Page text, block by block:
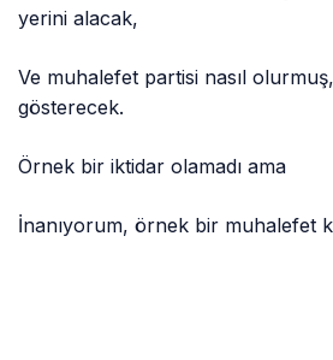
yerini alacak,
Ve muhalefet partisi nasıl
gösterecek.
Örnek bir iktidar olamadı ama
İnanıyorum, örnek bir muhalefet